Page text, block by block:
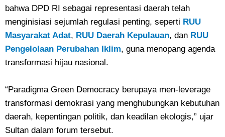
bahwa DPD RI sebagai representasi daerah telah
menginisiasi sejumlah regulasi penting, seperti RUU
Masyarakat Adat, RUU Daerah Kepulauan, dan RUU
Pengelolaan Perubahan Iklim, guna menopang agenda
transformasi hijau nasional.
“Paradigma Green Democracy berupaya men-leverage
transformasi demokrasi yang menghubungkan kebutuhan
daerah, kepentingan politik, dan keadilan ekologis,” ujar
Sultan dalam forum tersebut.